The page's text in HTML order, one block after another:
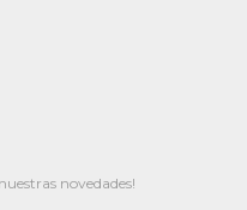
novedades!